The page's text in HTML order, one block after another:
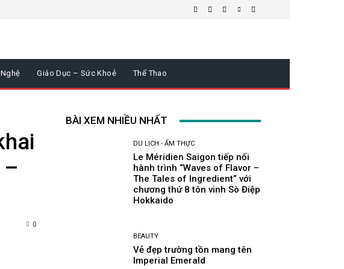
Giáo Dục – Sức Khoẻ Thể Thao
0
BÀI XEM NHIỀU NHẤT
DU LỊCH - ẨM THỰC
Le Méridien Saigon tiếp nối
hành trình “Waves of Flavor –
The Tales of Ingredient” với
chương thứ 8 tôn vinh Sò Điệp
Hokkaido
BEAUTY
Vẻ đẹp trường tồn mang tên
Imperial Emerald